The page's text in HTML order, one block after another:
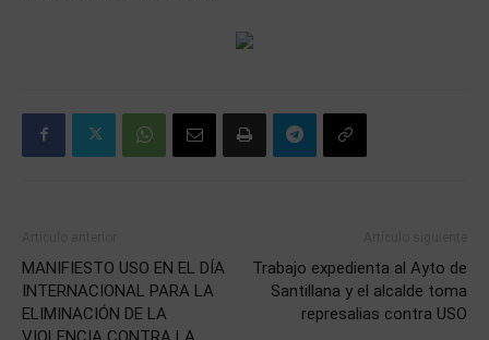
MANIFIESTO USO EN EL DÍA
INTERNACIONAL PARA LA
ELIMINACIÓN DE LA
Trabajo expedienta al Ayto de
Santillana y el alcalde toma
represalias contra USO